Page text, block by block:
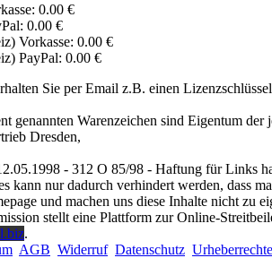
0.00 €
0.00 €
Vorkasse: 0.00 €
PayPal: 0.00 €
Sie per Email z.B. einen
genannten Warenzeichen sind Eigentum
Dresden,
- 312 O 85/98 - Haftung für Links
kann nur dadurch verhindert werden, dass
und machen uns diese Inhalte nicht
stellt eine Plattform zur Online-
.
AGB Widerruf Datenschutz Urheberrechte